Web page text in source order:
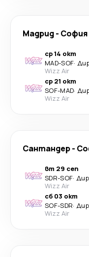
Мадрид- София
ср 14 окт
MAD-SOF·
Wizz Air
ср 21 окт
SOF-MAD·
Wizz Air
Сантандер-
вт 29 сеп
SDR-SOF·
Wizz Air
сб 03 окт
SOF-SDR·
Wizz Air